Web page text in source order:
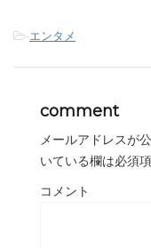
-エンタメ
comment
メールアドレスが
いている欄は必須
コメント